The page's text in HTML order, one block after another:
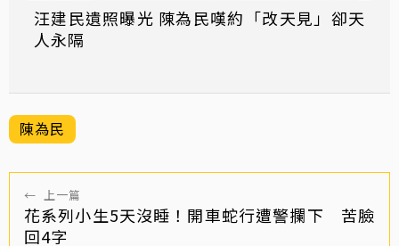
汪建民遺照曝光 陳為民嘆約「改天見」卻天
人永隔
陳為民
← 上一篇
花系列小生5天沒睡！開車蛇行遭警攔下 苦臉
回4字